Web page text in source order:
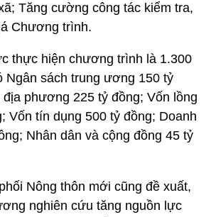
Tăng cường công tác kiểm tra,
Chương trình.
thực hiện chương trình là 1.300
Ngân sách trung ương 150 tỷ
phương 225 tỷ đồng; Vốn lồng
Vốn tín dụng 500 tỷ đồng; Doanh
Nhân dân và cộng đồng 45 tỷ
Nông thôn mới cũng đề xuất,
nghiên cứu tăng nguồn lực